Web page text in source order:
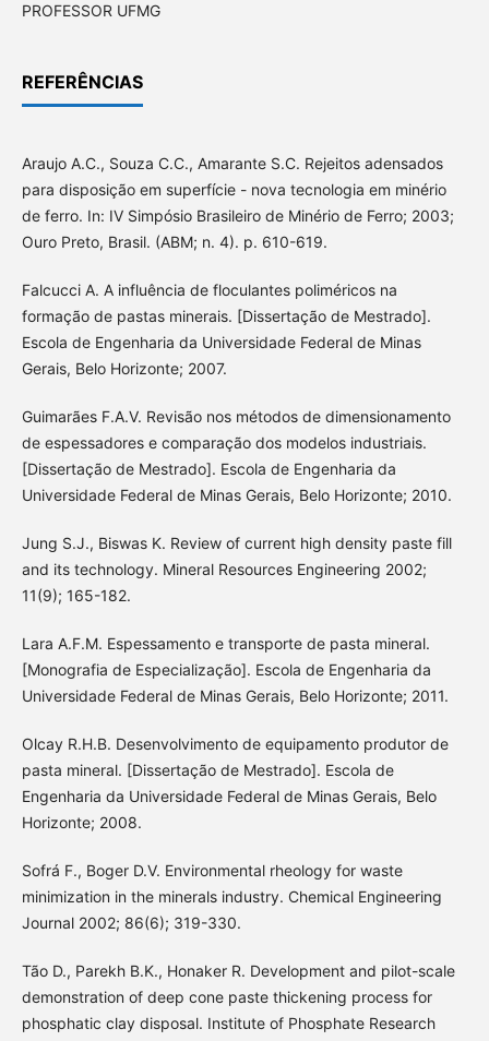
PROFESSOR UFMG
REFERÊNCIAS
Araujo A.C., Souza C.C., Amarante S.C. Rejeitos adensados
para disposição em superfície - nova tecnologia em minério
de ferro. In: IV Simpósio Brasileiro de Minério de Ferro; 2003;
Ouro Preto, Brasil. (ABM; n. 4). p. 610-619.
Falcucci A. A influência de floculantes poliméricos na
formação de pastas minerais. [Dissertação de Mestrado].
Escola de Engenharia da Universidade Federal de Minas
Gerais, Belo Horizonte; 2007.
Guimarães F.A.V. Revisão nos métodos de dimensionamento
de espessadores e comparação dos modelos industriais.
[Dissertação de Mestrado]. Escola de Engenharia da
Universidade Federal de Minas Gerais, Belo Horizonte; 2010.
Jung S.J., Biswas K. Review of current high density paste fill
and its technology. Mineral Resources Engineering 2002;
11(9); 165-182.
Lara A.F.M. Espessamento e transporte de pasta mineral.
[Monografia de Especialização]. Escola de Engenharia da
Universidade Federal de Minas Gerais, Belo Horizonte; 2011.
Olcay R.H.B. Desenvolvimento de equipamento produtor de
pasta mineral. [Dissertação de Mestrado]. Escola de
Engenharia da Universidade Federal de Minas Gerais, Belo
Horizonte; 2008.
Sofrá F., Boger D.V. Environmental rheology for waste
minimization in the minerals industry. Chemical Engineering
Journal 2002; 86(6); 319-330.
Tão D., Parekh B.K., Honaker R. Development and pilot-scale
demonstration of deep cone paste thickening process for
phosphatic clay disposal. Institute of Phosphate Research